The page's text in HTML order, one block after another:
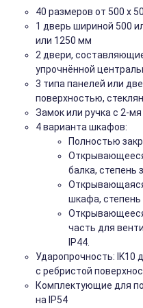
40 размеров от 500 x
1 дверь шириной 500
или 1250 мм
2 двери,
упрочнённой
3 типа панелей или
поверхностью,
Замок или ручка с 2-
4 варианта шкафов:
Полностью
балка, степень
шкафа,
часть для
IP44.
Ударопрочность: IK10
с ребристой
Комплектующие для
на IP54